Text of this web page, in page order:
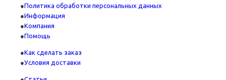
Политика обработки персональных данных
Информация
Компания
Помощь
Как сделать заказ
Условия доставки